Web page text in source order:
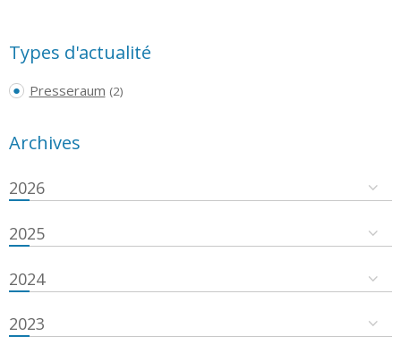
Types d'actualité
Presseraum (2)
Archives
2026
2025
2024
2023